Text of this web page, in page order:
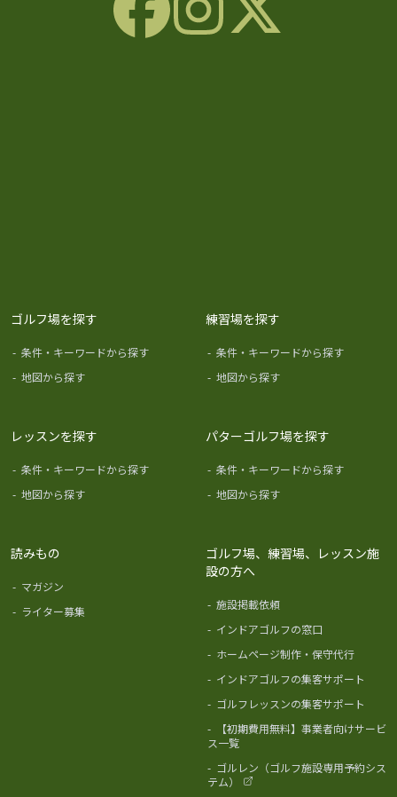
ゴルフ場を探す
- 条件・キーワードから探す
- 地図から探す
練習場を探す
- 条件・キーワードから探す
- 地図から探す
レッスンを探す
- 条件・キーワードから探す
- 地図から探す
パターゴルフ場を探す
- 条件・キーワードから探す
- 地図から探す
読みもの
- マガジン
- ライター募集
ゴルフ場、練習場、レッスン施
設の方へ
- 施設掲載依頼
- インドアゴルフの窓口
- ホームページ制作・保守代行
- インドアゴルフの集客サポート
- ゴルフレッスンの集客サポート
-
【初期費用無料】事業者向けサービ
ス一覧
- ゴルレン（ゴルフ施設専用予約シス
テム）